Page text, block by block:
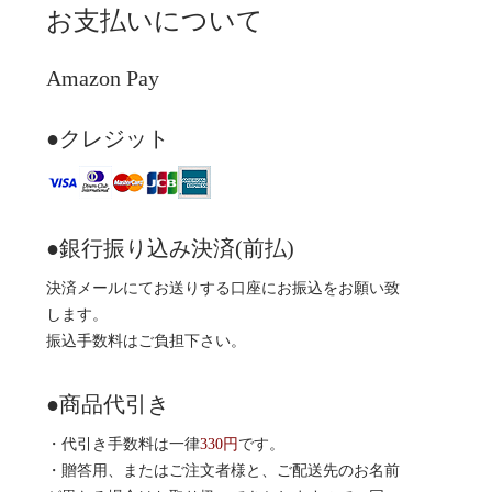
お支払いについて
Amazon Pay
●クレジット
●銀行振り込み決済(前払)
決済メールにてお送りする口座にお振込をお願い致
します。
振込手数料はご負担下さい。
●商品代引き
・代引き手数料は一律330円 です。
・贈答用、またはご注文者様と、ご配送先のお名前